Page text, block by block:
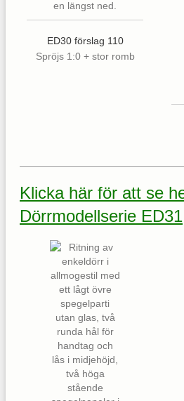
ED30 förslag 110
Spröjs 1:0 + stor romb
Klicka här för att se
Dörrmodellserie ED31